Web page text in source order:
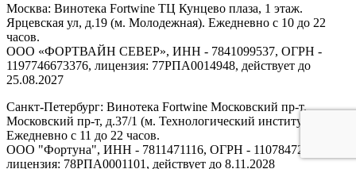
Москва: Винотека Fortwine ТЦ Кунцево плаза, 1 этаж.
Ярцевская ул, д.19 (м. Молодежная). Ежедневно с 10 до 22
часов.
ООО «ФОРТВАЙН СЕВЕР», ИНН - 7841099537, ОГРН -
1197746673376, лицензия: 77РПА0014948, действует до
25.08.2027
Санкт-Петербург: Винотека Fortwine Московский пр-т.
Московский пр-т, д.37/1 (м. Технологический институт).
Ежедневно с 11 до 22 часов.
ООО "Фортуна", ИНН - 7811471116, ОГРН - 1107847277438,
лицензия: 78РПА0001101, действует до 8.11.2028